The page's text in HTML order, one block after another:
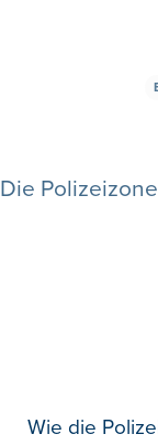
Die
Wie die